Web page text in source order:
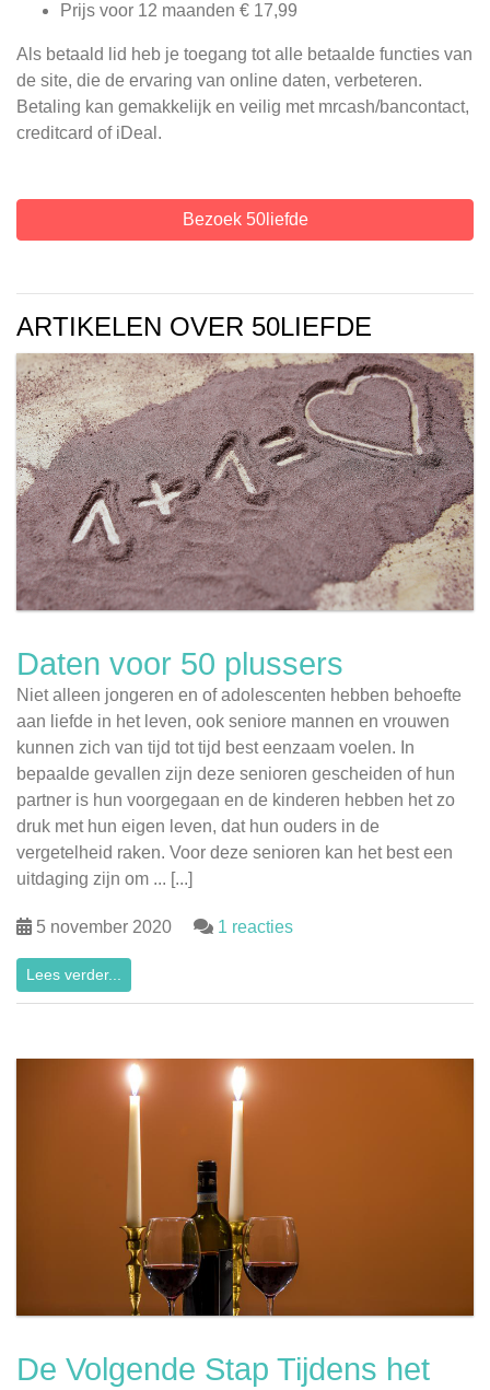
Prijs voor 12 maanden € 17,99
Als betaald lid heb je toegang tot alle betaalde functies van
de site, die de ervaring van online daten, verbeteren.
Betaling kan gemakkelijk en veilig met mrcash/bancontact,
creditcard of iDeal.
Bezoek 50liefde
ARTIKELEN OVER 50LIEFDE
Daten voor 50 plussers
Niet alleen jongeren en of adolescenten hebben behoefte
aan liefde in het leven, ook seniore mannen en vrouwen
kunnen zich van tijd tot tijd best eenzaam voelen. In
bepaalde gevallen zijn deze senioren gescheiden of hun
partner is hun voorgegaan en de kinderen hebben het zo
druk met hun eigen leven, dat hun ouders in de
vergetelheid raken. Voor deze senioren kan het best een
uitdaging zijn om ... [...]
5 november 2020 1 reacties
Lees verder...
De Volgende Stap Tijdens het